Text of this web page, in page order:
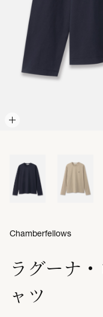
ラグーナ
ャツ
Chamberfellows